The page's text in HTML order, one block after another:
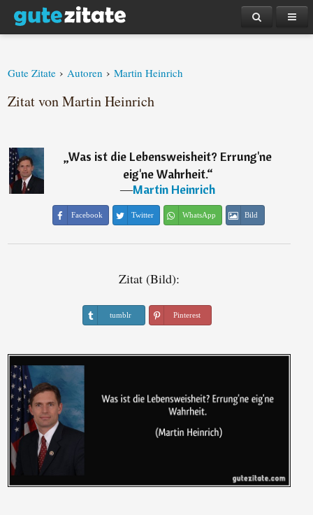
Gute Zitate › Autoren › Martin Heinrich
Zitat von Martin Heinrich
„Was ist die Lebensweisheit? Errung'ne
eig'ne Wahrheit.“
―Martin Heinrich
Facebook Twitter WhatsApp Bild
Zitat (Bild):
tumblr Pinterest